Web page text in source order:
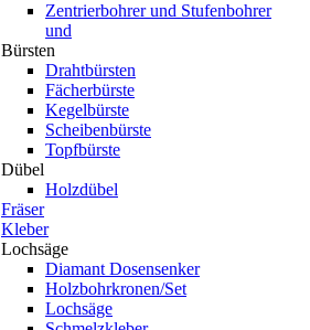
Zentrierbohrer und Stufenbohrer
und
Bürsten
Drahtbürsten
Fächerbürste
Kegelbürste
Scheibenbürste
Topfbürste
Dübel
Holzdübel
Fräser
Kleber
Lochsäge
Diamant Dosensenker
Holzbohrkronen/Set
Lochsäge